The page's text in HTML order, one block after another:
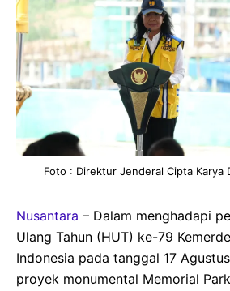
Foto : Direktur Jenderal Cipta Karya
Nusantara – Dalam menghadapi
Ulang Tahun (HUT) ke-79
Indonesia pada tanggal 17
proyek monumental Memorial